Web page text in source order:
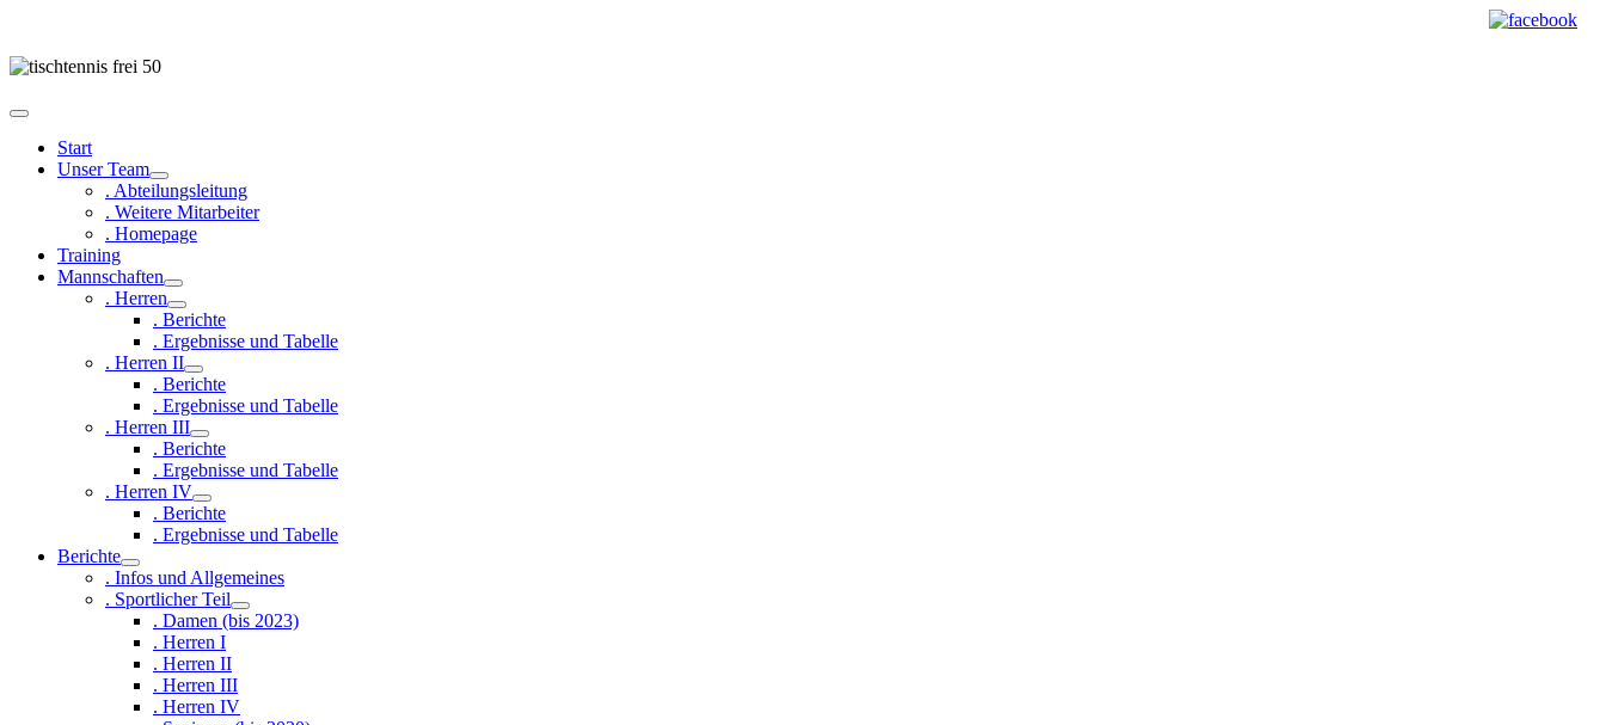
Start
Unser Team
. Abteilungsleitung
. Weitere Mitarbeiter
. Homepage
Training
Mannschaften
. Herren
. Berichte
. Ergebnisse und Tabelle
. Herren II
. Berichte
. Ergebnisse und Tabelle
. Herren III
. Berichte
. Ergebnisse und Tabelle
. Herren IV
. Berichte
. Ergebnisse und Tabelle
Berichte
. Infos und Allgemeines
. Sportlicher Teil
. Damen (bis 2023)
. Herren I
. Herren II
. Herren III
. Herren IV